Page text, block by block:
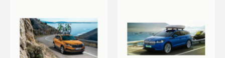
Autoremo